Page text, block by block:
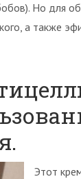
Но для
а также
Этот